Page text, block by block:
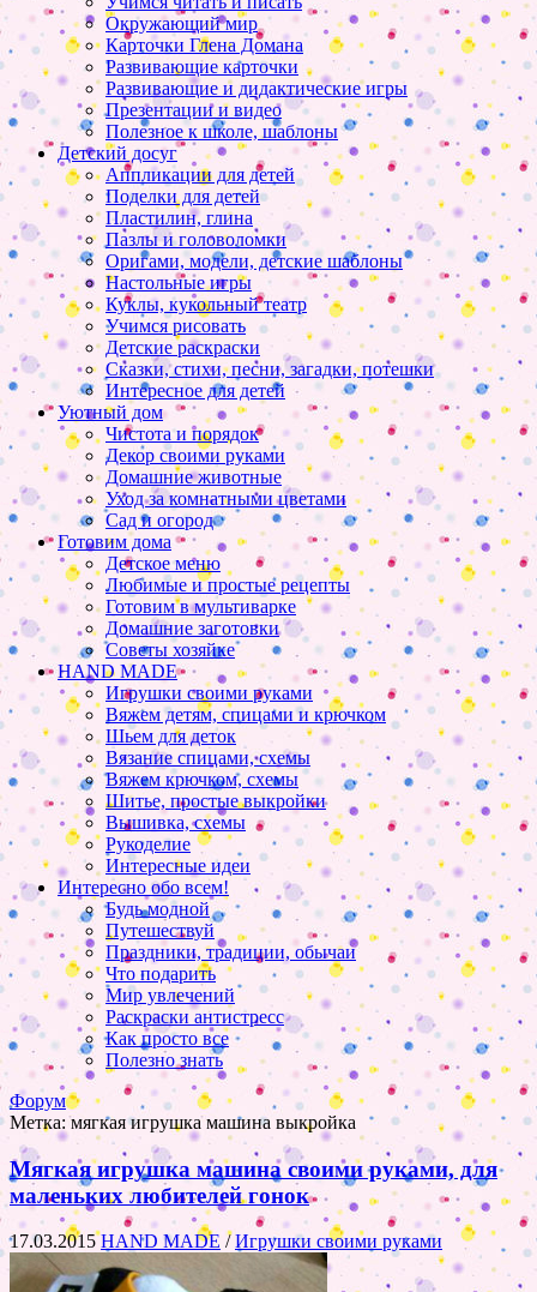
Окружающий мир
Карточки Глена Домана
Развивающие карточки
Развивающие и дидактические игры
Презентации и видео
Полезное к школе, шаблоны
Детский досуг
Аппликации для детей
Поделки для детей
Пластилин, глина
Пазлы и головоломки
Оригами, модели, детские шаблоны
Настольные игры
Куклы, кукольный театр
Учимся рисовать
Детские раскраски
Сказки, стихи, песни, загадки, потешки
Интересное для детей
Уютный дом
Чистота и порядок
Декор своими руками
Домашние животные
Уход за комнатными цветами
Сад и огород
Готовим дома
Детское меню
Любимые и простые рецепты
Готовим в мультиварке
Домашние заготовки
Советы хозяйке
HAND MADE
Игрушки своими руками
Вяжем детям, спицами и крючком
Шьем для деток
Вязание спицами, схемы
Вяжем крючком, схемы
Шитье, простые выкройки
Вышивка, схемы
Рукоделие
Интересные идеи
Интересно обо всем!
Будь модной
Путешествуй
Праздники, традиции, обычаи
Что подарить
Мир увлечений
Раскраски антистресс
Как просто все
Полезно знать
Форум
Метка:мягкая игрушка машина выкройка
Мягкая игрушка машина своими руками, для
маленьких любителей гонок
17.03.2015HAND MADE /Игрушки своими руками